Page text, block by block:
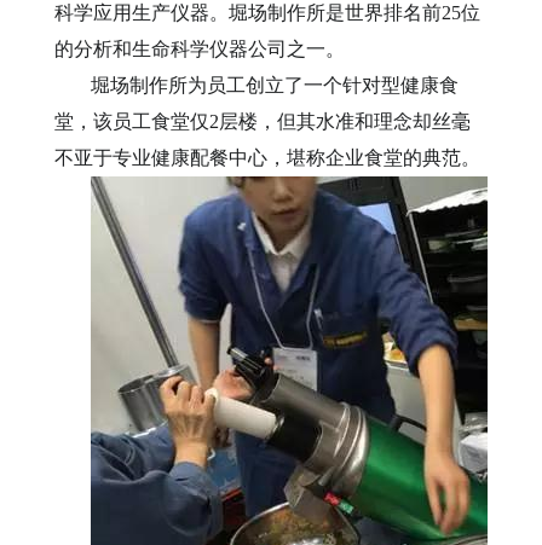
科学应用生产仪器。堀场制作所是世界排名前25位
的分析和生命科学仪器公司之一。
堀场制作所为员工创立了一个针对型健康食
堂，该员工食堂仅2层楼，但其水准和理念却丝毫
不亚于专业健康配餐中心，堪称企业食堂的典范。